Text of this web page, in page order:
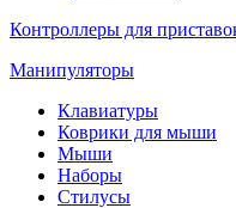
Контроллеры для
Манипуляторы
Клавиатуры
Коврики для мыши
Мыши
Наборы
Стилусы